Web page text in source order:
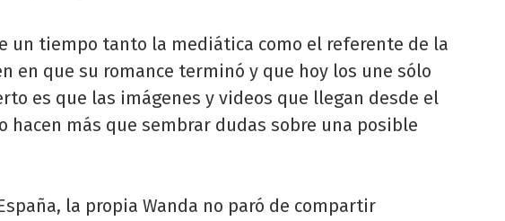
un tiempo tanto la mediática como el referente de la
en que su romance terminó y que hoy los une sólo
es que las imágenes y videos que llegan desde el
hacen más que sembrar dudas sobre una posible
la propia Wanda no paró de compartir